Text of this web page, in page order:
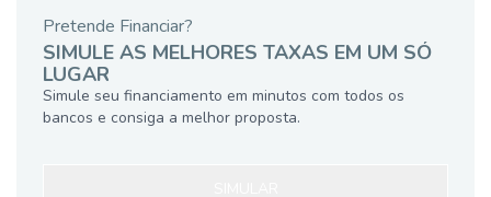
Pretende Financiar?
SIMULE AS MELHORES TAXAS EM UM SÓ
LUGAR
Simule seu financiamento em minutos com todos os
bancos e consiga a melhor proposta.